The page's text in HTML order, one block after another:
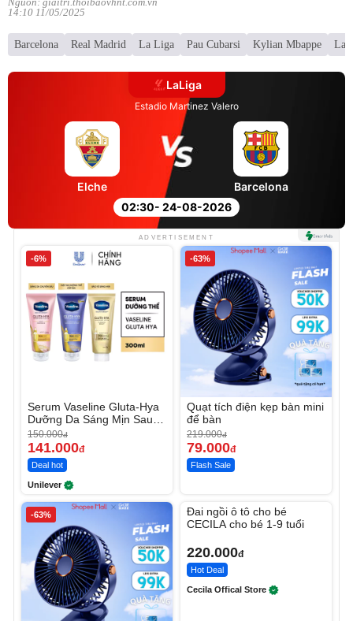
14:10 11/05/2025
Barcelona Real Madrid La Liga Pau Cubarsi Kylian Mbappe
LaLiga
Estadio Martinez Valero
02:30- 24-08-2026
Elche Barcelona
ADVERTISEMENT
-6%
Serum Vaseline Gluta-Hya
Dưỡng Da Sáng Mịn Sau 7
Ngày
150.000đ
141.000đ
Deal hot
Unilever
-63%
Quạt tích điện kẹp bàn mini
để bàn
219.000đ
79.000đ
Flash Sale
-63%
Đai ngồi ô tô cho bé
CECILA cho bé 1-9 tuổi
220.000đ
Hot Deal
Cecila Offical Store